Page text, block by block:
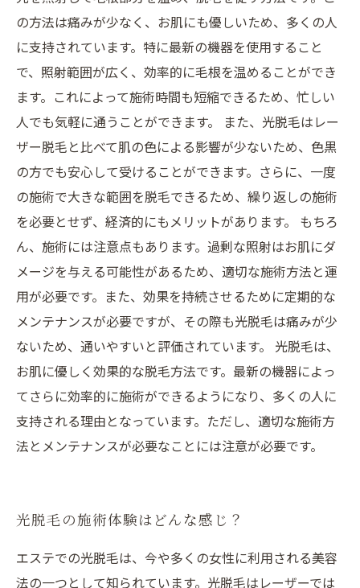
の方法は痛みが少なく、お肌にも優しいため、多くの人
に支持されています。特に最新の機器を使用すること
で、照射範囲が広く、効率的に毛根を温めることができ
ます。これによって施術時間も短縮できるため、忙しい
人でも気軽に通うことができます。 また、光脱毛はレー
ザー脱毛と比べて肌の色による影響が少ないため、色黒
の方でも安心して受けることができます。さらに、一度
の施術で大きな範囲を脱毛できるため、繰り返しの施術
を必要とせず、経済的にもメリットがあります。 もちろ
ん、施術には注意点もあります。過剰な照射はお肌にダ
メージを与える可能性があるため、適切な施術方法と運
用が必要です。また、効果を持続させるために定期的な
メンテナンスが必要ですが、その際も光脱毛は痛みが少
ないため、通いやすいと評価されています。 光脱毛は、
お肌に優しく効果的な脱毛方法です。最新の機器によっ
てさらに効率的に施術ができるようになり、多くの人に
支持される理由となっています。ただし、適切な施術方
法とメンテナンスが必要なことには注意が必要です。
光脱毛の施術体験はどんな感じ？
エステでの光脱毛は、今や多くの女性に利用される美容
法の一つとして知られています。光脱毛はレーザーでは